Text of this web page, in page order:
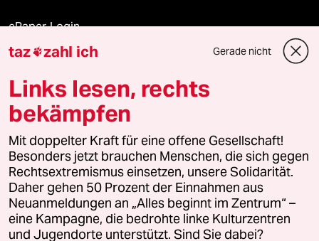
ePaper Login
Downloads für Abonnierende
© 2026 taz Verlags und Vertriebs GmbH
Alle Rechte vorbehalten. Bei rechtlichen Fragen oder für Genehmigungen
wenden Sie sich bitte an
lizenzen@taz.de
Feedback Redaktionsstatut Kommune-Richtlinien
Leitlinie Informant Datenschutz Impressum AGB
taz zahl ich Gerade nicht
Links lesen, rechts
bekämpfen
Mit doppelter Kraft für eine offene Gesellschaft!
Besonders jetzt brauchen Menschen, die sich gegen
Rechtsextremismus einsetzen, unsere Solidarität.
Daher gehen 50 Prozent der Einnahmen aus
Neuanmeldungen an „Alles beginnt im Zentrum“ –
eine Kampagne, die bedrohte linke Kulturzentren
und Jugendorte unterstützt. Sind Sie dabei?